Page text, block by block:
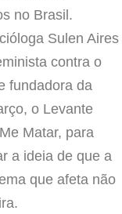
no Brasil.
Sulen Aires
contra o
fundadora da
o Levante
Matar, para
a ideia de que a
que afeta não